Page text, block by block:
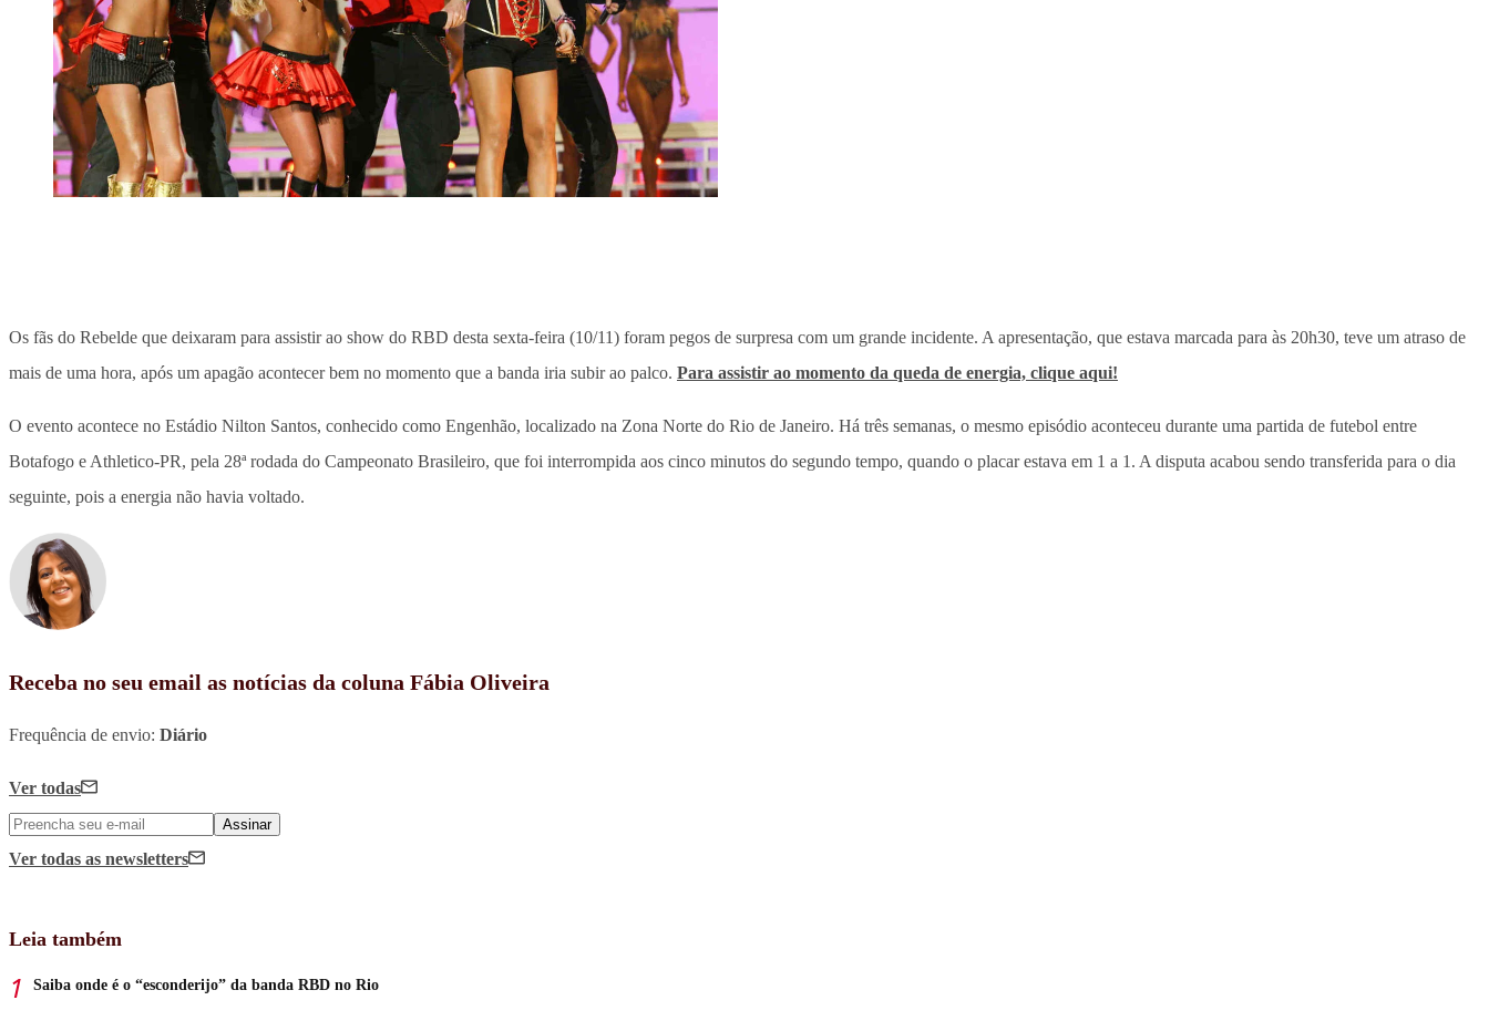
Os fãs do Rebelde que deixaram para assistir ao show do RBD desta sexta-feira (10/11) foram pegos de surpresa com um grande incidente. A apresentação, que estava marcada para às 20h30, teve um atraso de
mais de uma hora, após um apagão acontecer bem no momento que a banda iria subir ao palco. Para assistir ao momento da queda de energia, clique aqui!
O evento acontece no Estádio Nilton Santos, conhecido como Engenhão, localizado na Zona Norte do Rio de Janeiro. Há três semanas, o mesmo episódio aconteceu durante uma partida de futebol entre
Botafogo e Athletico-PR, pela 28ª rodada do Campeonato Brasileiro, que foi interrompida aos cinco minutos do segundo tempo, quando o placar estava em 1 a 1. A disputa acabou sendo transferida para o dia
seguinte, pois a energia não havia voltado.
Receba no seu email as notícias da coluna Fábia Oliveira
Frequência de envio: Diário
Ver todas
Assinar
Ver todas as newsletters
Leia também
Saiba onde é o “esconderijo” da banda RBD no Rio